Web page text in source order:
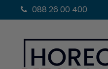
088 26 00 400